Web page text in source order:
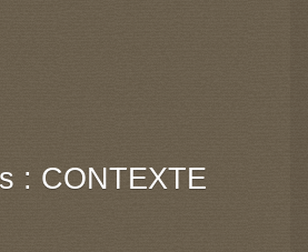
: CONTEXTE